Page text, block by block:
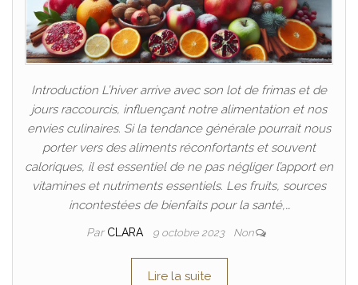
Introduction L’hiver arrive avec son lot de frimas et de
jours raccourcis, influençant notre alimentation et nos
envies culinaires. Si la tendance générale pourrait nous
porter vers des aliments réconfortants et souvent
caloriques, il est essentiel de ne pas négliger l’apport en
vitamines et nutriments essentiels. Les fruits, sources
incontestées de bienfaits pour la santé,…
Par CLARA 9 octobre 2023 Non
Lire la suite